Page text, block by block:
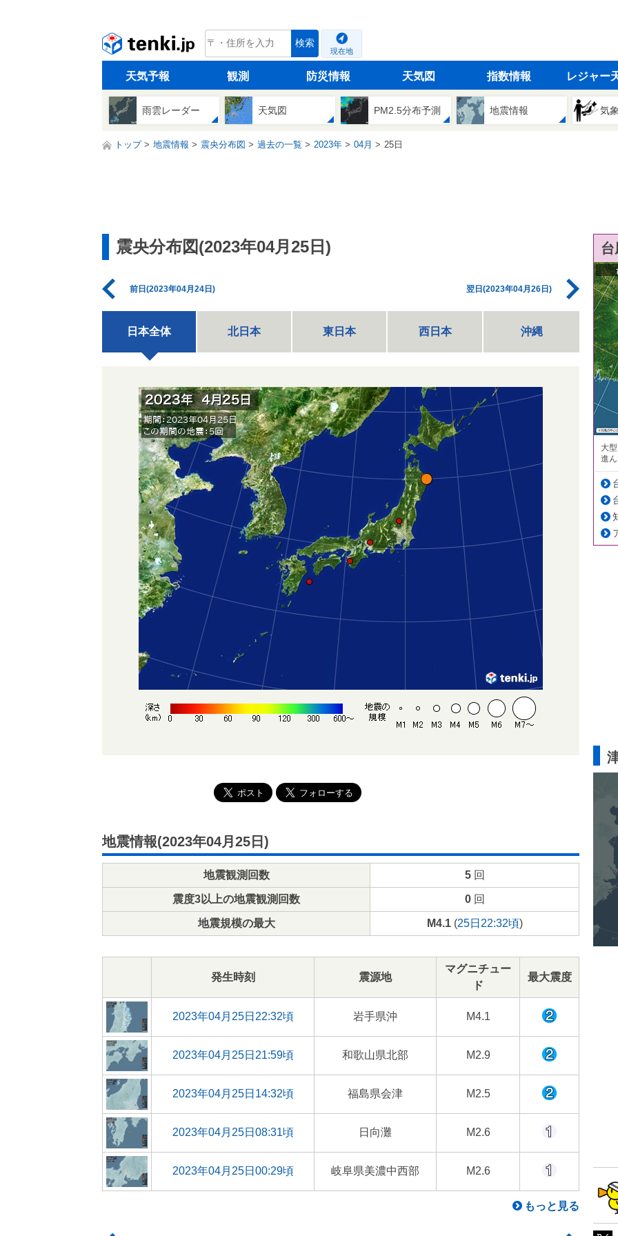
tenki.jp 検索
現在地
天気予報 観測 防災情報 天気図 指数情報 レジャー
雨雲レーダー 天気図 PM2.5分布予測 地震情報 気
トップ 地震情報 震央分布図 過去の一覧 2023年 04月 25日
震央分布図(2023年04月25日)
前日(2023年04月24日) 翌日(2023年04月26日)
日本全体 北日本 東日本 西日本 沖縄
地震情報(2023年04月25日)
地震観測回数 5回
震度3以上の地震観測回数 0回
地震規模の最大 M4.1(25日22:32頃)
発生時刻 震源地
マグニチュー
ド
最大震度
2023年04月25日22:32頃 岩手県沖 M4.1
2023年04月25日21:59頃 和歌山県北部 M2.9
2023年04月25日14:32頃 福島県会津 M2.5
2023年04月25日08:31頃 日向灘 M2.6
2023年04月25日00:29頃 岐阜県美濃中西部 M2.6
もっと見る
大
進